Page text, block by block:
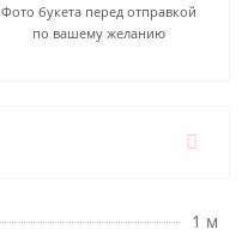
Фото букета перед отправкой
по вашему желанию
1 м